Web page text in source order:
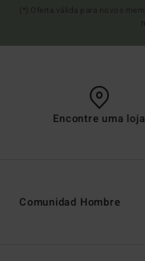
Encontre uma loja
Comunidad Hombre